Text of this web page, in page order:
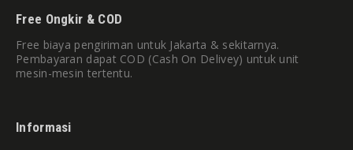
Free Ongkir & COD
Free biaya pengiriman untuk Jakarta & sekitarnya.
Pembayaran dapat COD (Cash On Delivey) untuk unit
mesin-mesin tertentu.
Informasi